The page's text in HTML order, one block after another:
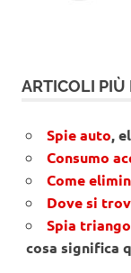
ARTICOLI PIÙ
Spie auto,
Consumo
Come
Dove si
Spia
cosa significa